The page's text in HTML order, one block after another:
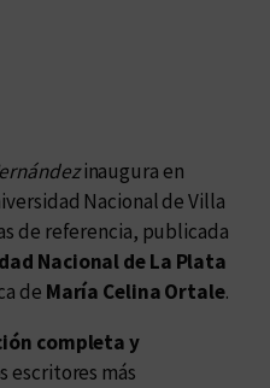
inaugura en
Nacional de Villa
de referencia, publicada
Nacional de La Plata
de María Celina Ortale.
completa y
escritores más